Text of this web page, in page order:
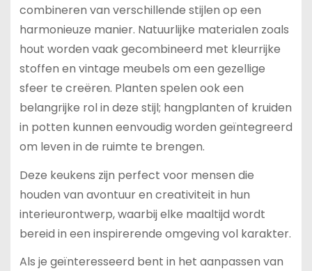
combineren van verschillende stijlen op een
harmonieuze manier. Natuurlijke materialen zoals
hout worden vaak gecombineerd met kleurrijke
stoffen en vintage meubels om een gezellige
sfeer te creëren. Planten spelen ook een
belangrijke rol in deze stijl; hangplanten of kruiden
in potten kunnen eenvoudig worden geïntegreerd
om leven in de ruimte te brengen.
Deze keukens zijn perfect voor mensen die
houden van avontuur en creativiteit in hun
interieurontwerp, waarbij elke maaltijd wordt
bereid in een inspirerende omgeving vol karakter.
Als je geïnteresseerd bent in het aanpassen van